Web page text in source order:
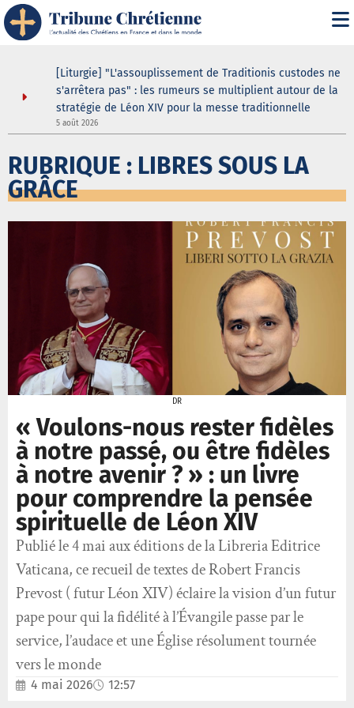
[Liturgie] "L'assouplissement de Traditionis custodes ne
s'arrêtera pas" : les rumeurs se multiplient autour de la
stratégie de Léon XIV pour la messe traditionnelle
5 août 2026
RUBRIQUE : LIBRES SOUS LA
GRÂCE
DR
« Voulons-nous rester fidèles
à notre passé, ou être fidèles
à notre avenir ? » : un livre
pour comprendre la pensée
spirituelle de Léon XIV
Publié le 4 mai aux éditions de la Libreria Editrice
Vaticana, ce recueil de textes de Robert Francis
Prevost ( futur Léon XIV) éclaire la vision d’un futur
pape pour qui la fidélité à l’Évangile passe par le
service, l’audace et une Église résolument tournée
vers le monde
4 mai 2026 12:57